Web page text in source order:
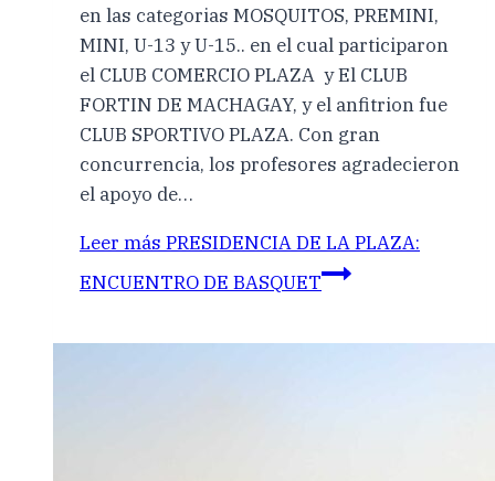
en las categorias MOSQUITOS, PREMINI,
MINI, U-13 y U-15.. en el cual participaron
el CLUB COMERCIO PLAZA y El CLUB
FORTIN DE MACHAGAY, y el anfitrion fue
CLUB SPORTIVO PLAZA. Con gran
concurrencia, los profesores agradecieron
el apoyo de…
Leer más PRESIDENCIA DE LA PLAZA:
ENCUENTRO DE BASQUET